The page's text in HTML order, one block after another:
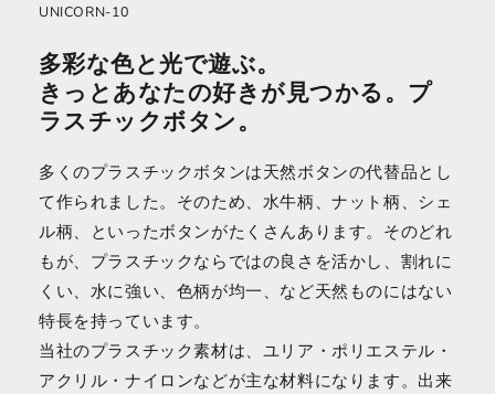
UNICORN-10
多彩な色と光で遊ぶ。
きっとあなたの好きが見つかる。プ
ラスチックボタン。
多くのプラスチックボタンは天然ボタンの代替品とし
て作られました。そのため、水牛柄、ナット柄、シェ
ル柄、といったボタンがたくさんあります。そのどれ
もが、プラスチックならではの良さを活かし、割れに
くい、水に強い、色柄が均一、など天然ものにはない
特長を持っています。
当社のプラスチック素材は、ユリア・ポリエステル・
アクリル・ナイロンなどが主な材料になります。出来